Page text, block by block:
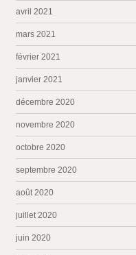
avril 2021
mars 2021
février 2021
janvier 2021
décembre 2020
novembre 2020
octobre 2020
septembre 2020
août 2020
juillet 2020
juin 2020